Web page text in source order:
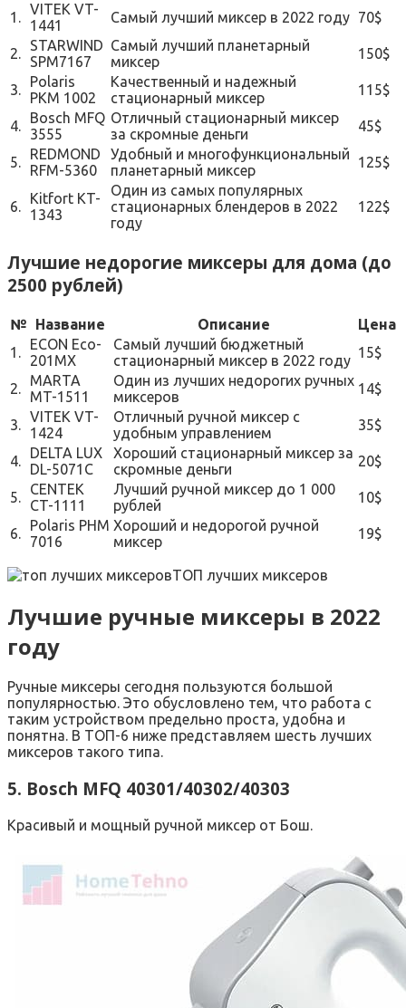
1. VITEK VT-
1441
Самый лучший миксер в 2022 году 70$
2.
STARWIND
SPM7167
Самый лучший планетарный
миксер
150$
3.
Polaris
PKM 1002
Качественный и надежный
стационарный миксер
115$
4.
Bosch MFQ
3555
Отличный стационарный миксер
за скромные деньги
45$
5.
REDMOND
RFM-5360
Удобный и многофункциональный
планетарный миксер
125$
6.
Kitfort KT-
1343
Один из самых популярных
стационарных блендеров в 2022
году
122$
Лучшие недорогие миксеры для дома (до
2500 рублей)
№ Название Описание
Цена
1.
ECON Eco-
201MX
Самый лучший бюджетный
стационарный миксер в 2022 году 15$
2.
MARTA
MT-1511
Один из лучших недорогих ручных
миксеров
14$
3. VITEK VT-
1424
Отличный ручной миксер с
удобным управлением
35$
4.
DELTA LUX
DL-5071C
Хороший стационарный миксер за
скромные деньги
20$
5.
CENTEK
CT-1111
Лучший ручной миксер до 1 000
рублей
10$
6.
Polaris PHM
7016
Хороший и недорогой ручной
миксер
19$
ТОП лучших миксеров
Лучшие ручные миксеры в 2022
году
Ручные миксеры сегодня пользуются большой
популярностью. Это обусловлено тем, что работа с
таким устройством предельно проста, удобна и
понятна. В ТОП-6 ниже представляем шесть лучших
миксеров такого типа.
5. Bosch MFQ 40301/40302/40303
Красивый и мощный ручной миксер от Бош.